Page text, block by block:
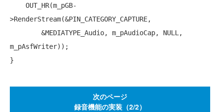
>RenderStream(&PIN_CATEGORY_CAPTURE,
        &MEDIATYPE_Audio, m_pAudioCap,
NULL ,
m_pAsfWriter));
次のページ
録音機能の実装（2/2）